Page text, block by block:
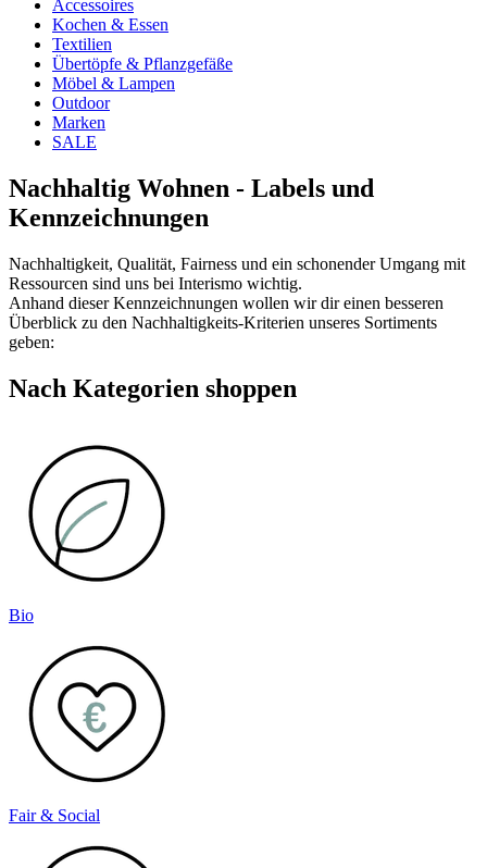
Accessoires
Kochen & Essen
Textilien
Übertöpfe & Pflanzgefäße
Möbel & Lampen
Outdoor
Marken
SALE
Nachhaltig Wohnen - Labels und
Kennzeichnungen
Nachhaltigkeit, Qualität, Fairness und ein schonender Umgang mit
Ressourcen sind uns bei Interismo wichtig.
Anhand dieser Kennzeichnungen wollen wir dir einen besseren
Überblick zu den Nachhaltigkeits-Kriterien unseres Sortiments
geben:
Nach Kategorien shoppen
Bio
Fair & Social